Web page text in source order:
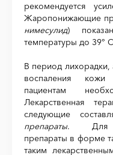
рекомендуется
Жаропонижающие
нимесулид)
температуры до 39°
В период лихорадки,
воспаления
пациентам
Лекарственная
следующие
препараты. Для
препараты в форме
таким